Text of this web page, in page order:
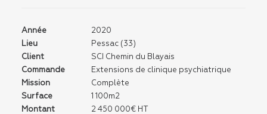
Année
2020
Lieu
Pessac (33)
Client
SCI Chemin du Blayais
Commande
Extensions de clinique psychiatrique
Mission
Complète
Surface
1 100m2
Montant
2 450 000€ HT